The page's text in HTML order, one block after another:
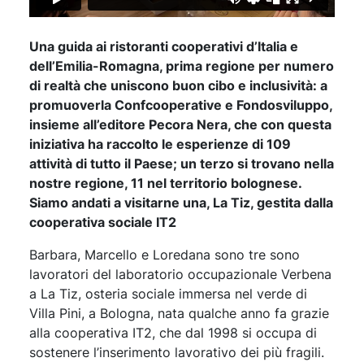
Una guida ai ristoranti cooperativi d’Italia e
dell’Emilia-Romagna, prima regione per numero
di realtà che uniscono buon cibo e inclusività: a
promuoverla Confcooperative e Fondosviluppo,
insieme all’editore Pecora Nera, che con questa
iniziativa ha raccolto le esperienze di 109
attività di tutto il Paese; un terzo si trovano nella
nostre regione, 11 nel territorio bolognese.
Siamo andati a visitarne una, La Tiz, gestita dalla
cooperativa sociale IT2
Barbara, Marcello e Loredana sono tre sono
lavoratori del laboratorio occupazionale Verbena
a La Tiz, osteria sociale immersa nel verde di
Villa Pini, a Bologna, nata qualche anno fa grazie
alla cooperativa IT2, che dal 1998 si occupa di
sostenere l’inserimento lavorativo dei più fragili.